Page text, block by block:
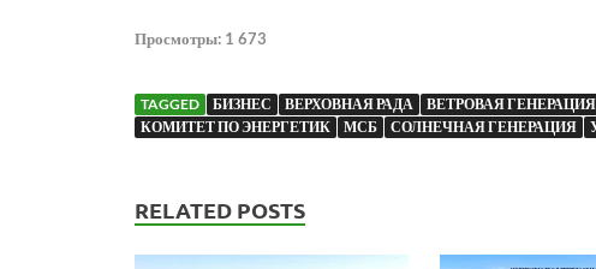
Просмотры: 1 673
TAGGED БИЗНЕС ВЕРХОВНАЯ РАДА ВЕТРОВАЯ ГЕНЕРАЦИЯ
КОМИТЕТ ПО ЭНЕРГЕТИК
МСБ СОЛНЕЧНАЯ ГЕНЕРАЦИЯ
RELATED POSTS